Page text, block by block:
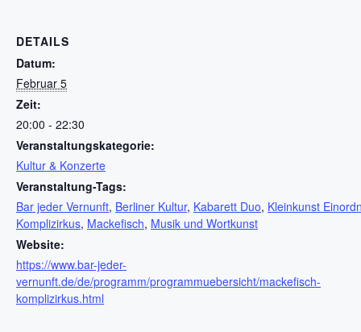
DETAILS
Datum:
Februar 5
Zeit:
20:00 - 22:30
Veranstaltungskategorie:
Kultur & Konzerte
Veranstaltung-Tags:
Bar jeder Vernunft, Berliner Kultur, Kabarett Duo, Kleinkunst
Komplizirkus, Mackefisch, Musik und Wortkunst
Website:
https://www.bar-jeder-
vernunft.de/de/programm/programmuebersicht/mackefisch-
komplizirkus.html